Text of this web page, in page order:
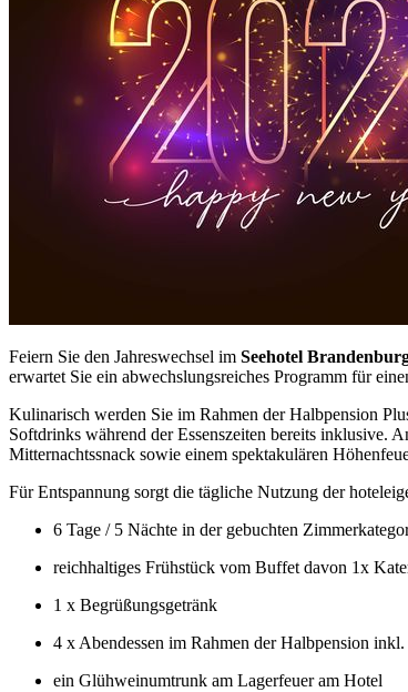
Feiern Sie den Jahreswechsel im Seehotel
erwartet Sie ein abwechslungsreiches Programm für
Kulinarisch werden Sie im Rahmen der Halbpension
Softdrinks während der Essenszeiten bereits inklusive.
Mitternachtssnack sowie einem spektakulären
Für Entspannung sorgt die tägliche Nutzung der
6 Tage / 5 Nächte in der gebuchten
reichhaltiges Frühstück vom Buffet davon 1x
1 x Begrüßungsgetränk
4 x Abendessen im Rahmen der Halbpension
ein Glühweinumtrunk am Lagerfeuer am Hotel